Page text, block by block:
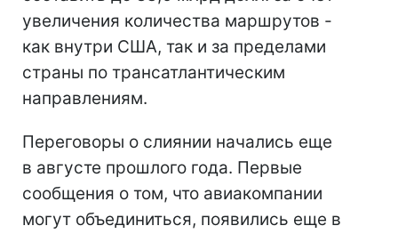
увеличения количества маршрутов -
как внутри США, так и за пределами
страны по трансатлантическим
направлениям.
Переговоры о слиянии начались еще
в августе прошлого года. Первые
сообщения о том, что авиакомпании
могут объединиться, появились еще в